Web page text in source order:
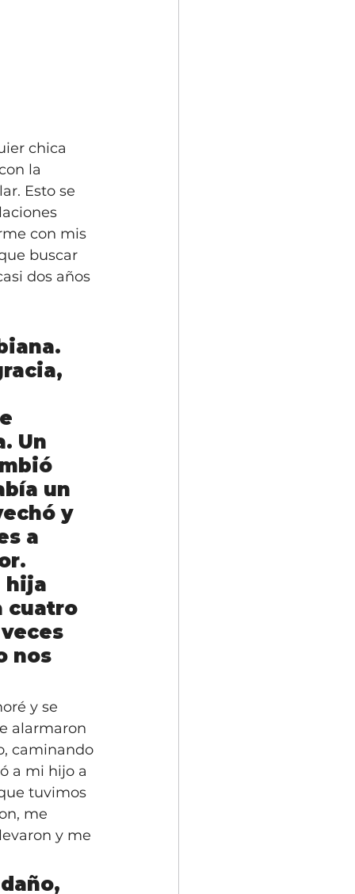
chica
la
Esto se
con mis
buscar
dos años
Un
un
y
a
hija
cuatro
nos
y se
alarmaron
caminando
a mi hijo a
tuvimos
me
y me